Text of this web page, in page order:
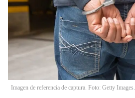
Imagen de referencia de captura. Foto: Getty Images.